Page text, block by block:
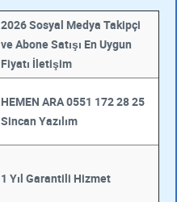
2026 Sosyal Medya Takipçi
ve Abone Satışı En Uygun
Fiyatı İletişim
HEMEN ARA 0551 172 28 25
Sincan Yazılım
1 Yıl Garantili Hizmet